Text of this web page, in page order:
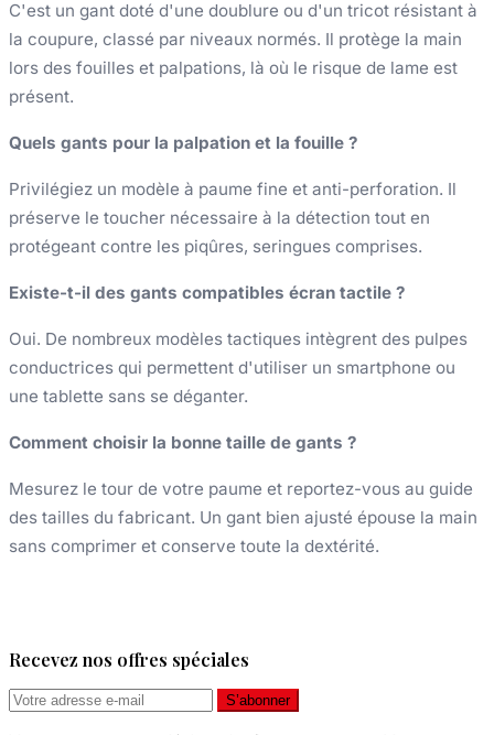
C'est un gant doté d'une doublure ou d'un tricot résistant à
la coupure, classé par niveaux normés. Il protège la main
lors des fouilles et palpations, là où le risque de lame est
présent.
Quels gants pour la palpation et la fouille ?
Privilégiez un modèle à paume fine et anti-perforation. Il
préserve le toucher nécessaire à la détection tout en
protégeant contre les piqûres, seringues comprises.
Existe-t-il des gants compatibles écran tactile ?
Oui. De nombreux modèles tactiques intègrent des pulpes
conductrices qui permettent d'utiliser un smartphone ou
une tablette sans se déganter.
Comment choisir la bonne taille de gants ?
Mesurez le tour de votre paume et reportez-vous au guide
des tailles du fabricant. Un gant bien ajusté épouse la main
sans comprimer et conserve toute la dextérité.
Recevez nos offres spéciales